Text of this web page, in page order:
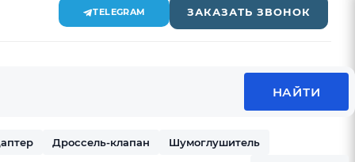
TELEGRAM ЗАКАЗАТЬ ЗВОНОК
Дроссель-клапан
Шумоглушитель